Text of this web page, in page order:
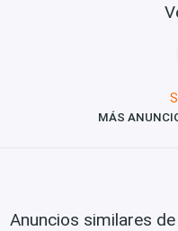
MÁS
Anuncios similares